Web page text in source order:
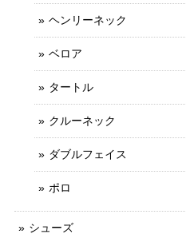
ヘンリーネック
ベロア
タートル
クルーネック
ダブルフェイス
ポロ
シューズ